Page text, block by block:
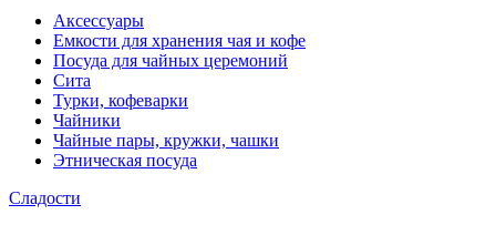
Аксессуары
Емкости для хранения чая и кофе
Посуда для чайных церемоний
Сита
Турки, кофеварки
Чайники
Чайные пары, кружки, чашки
Этническая посуда
Сладости